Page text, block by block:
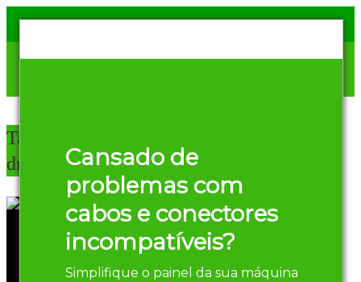
Cansado de
problemas com
cabos e conectores
incompatíveis?
Simplifique o painel da sua máquina
Tag Archives:
drag chain